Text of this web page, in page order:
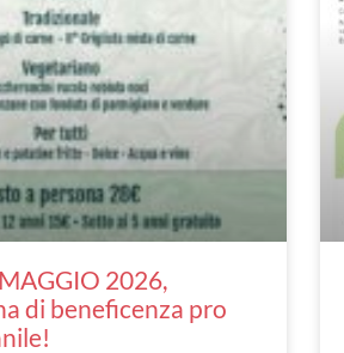
2026,
di beneficenza pro